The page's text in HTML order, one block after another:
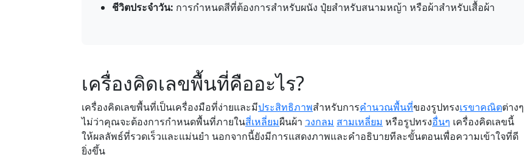
ชีวิตประจำวัน: การกำหนดสีที่ต้องการสำหรับผนัง ปุ๋ยสำหรับสนามหญ้า หรือผ้าสำหรับเสื้อผ้า
เครื่องคิดเลขพื้นที่คืออะไร?
เครื่องคิดเลขพื้นที่เป็นเครื่องมือที่ง่ายและมีประสิทธิภาพสำหรับการคำนวณพื้นที่ของรูปทรงเรขาคณิตต่างๆ
ไม่ว่าคุณจะต้องการกำหนดพื้นที่ภายในสี่เหลี่ยมผืนผ้า วงกลม สามเหลี่ยม หรือรูปทรงอื่นๆ เครื่องคิดเลขนี้
ให้ผลลัพธ์ที่รวดเร็วและแม่นยำ นอกจากนี้ยังมีการแสดงภาพและคำอธิบายทีละขั้นตอนเพื่อความเข้าใจที่ดี
ยิ่งขึ้น